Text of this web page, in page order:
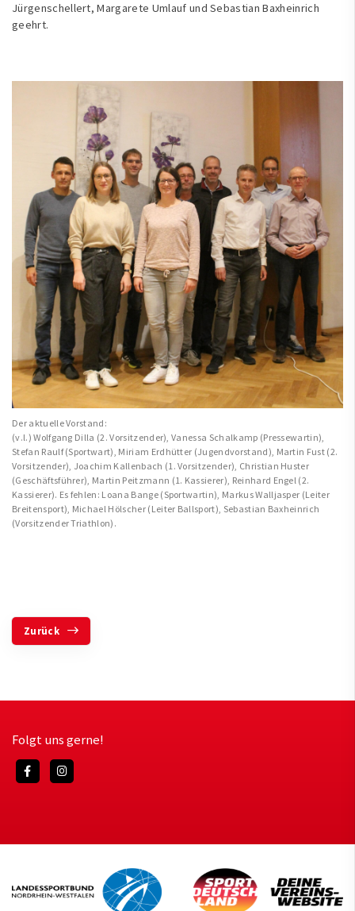
Jürgenschellert, Margarete Umlauf und Sebastian Baxheinrich
geehrt.
Der aktuelle Vorstand:
(v.l.) Wolfgang Dilla (2. Vorsitzender), Vanessa Schalkamp (Pressewartin),
Stefan Raulf (Sportwart), Miriam Erdhütter (Jugendvorstand), Martin Fust (2.
Vorsitzender), Joachim Kallenbach (1. Vorsitzender), Christian Huster
(Geschäftsführer), Martin Peitzmann (1. Kassierer), Reinhard Engel (2.
Kassierer). Es fehlen: Loana Bange (Sportwartin), Markus Walljasper (Leiter
Breitensport), Michael Hölscher (Leiter Ballsport), Sebastian Baxheinrich
(Vorsitzender Triathlon).
Zurück
Folgt uns gerne!